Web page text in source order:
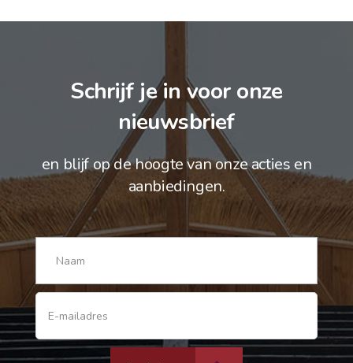
Schrijf je in voor onze
nieuwsbrief
en blijf op de hoogte van onze acties en
aanbiedingen.